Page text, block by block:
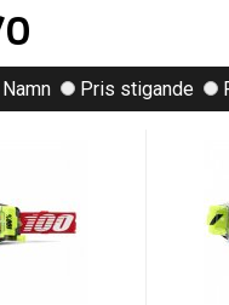
Namn Pris stigande